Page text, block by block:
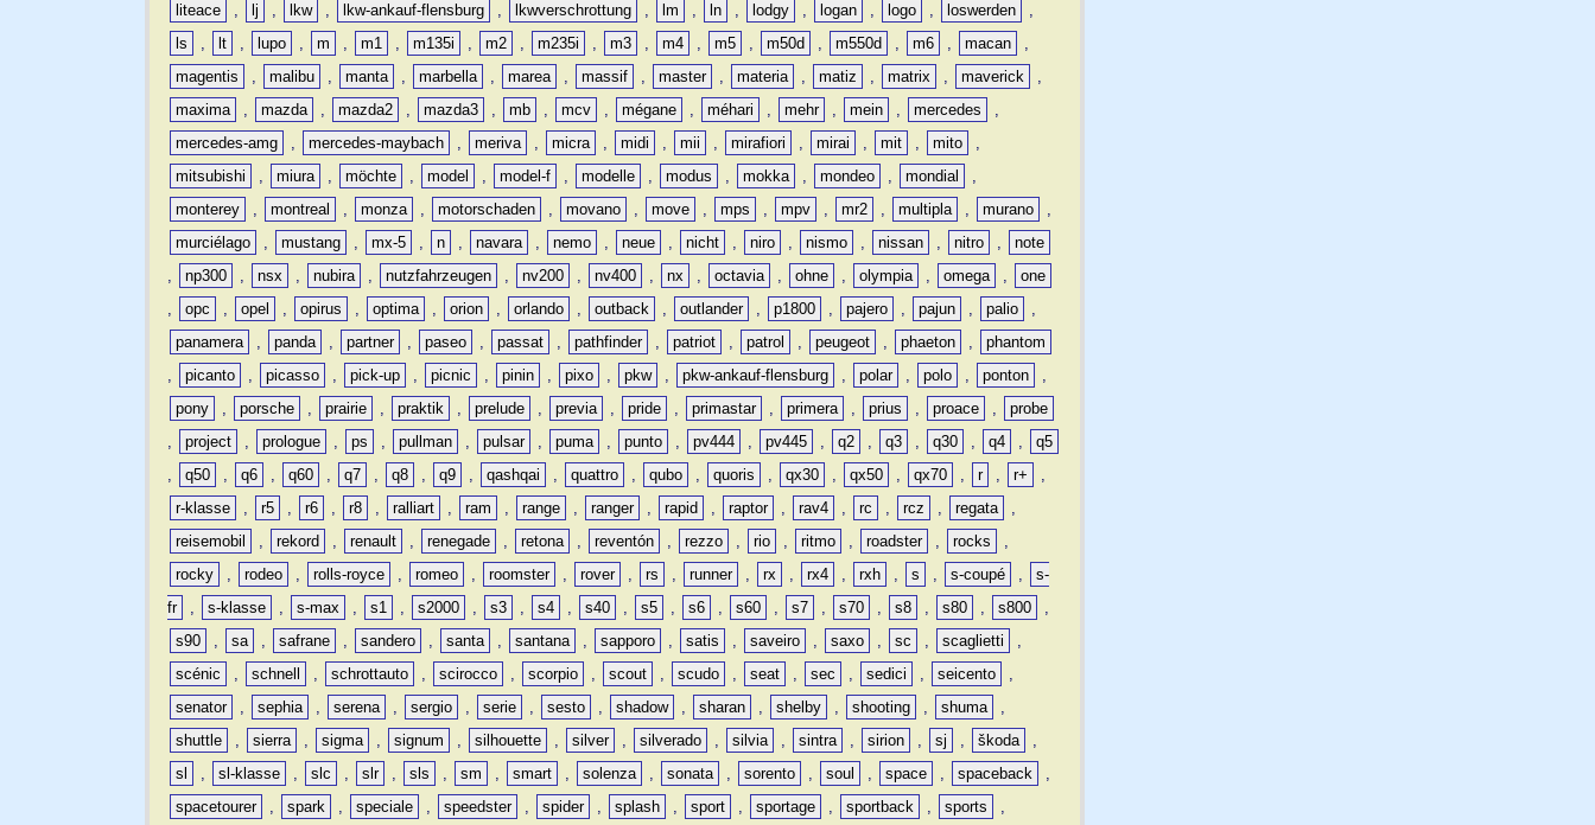
liteace
, lj , lkw , lkw-ankauf-flensburg , lkwverschrottung , lm , ln , lodgy , logan , logo , loswerden
,
ls
, lt , lupo , m , m1 , m135i , m2 , m235i , m3 , m4 , m5 , m50d , m550d , m6 , macan
,
magentis
, malibu , manta , marbella , marea , massif , master , materia , matiz , matrix , maverick
,
maxima
, mazda , mazda2 , mazda3 , mb , mcv , mégane , méhari , mehr , mein , mercedes
,
mercedes-amg
, mercedes-maybach , meriva , micra , midi , mii , mirafiori , mirai , mit , mito
,
mitsubishi
, miura , möchte , model , model-f , modelle , modus , mokka , mondeo , mondial
,
monterey
, montreal , monza , motorschaden , movano , move , mps , mpv , mr2 , multipla , murano
,
murciélago
, mustang , mx-5 , n , navara , nemo , neue , nicht , niro , nismo , nissan , nitro ,
note
,
np300 , nsx , nubira , nutzfahrzeugen , nv200 , nv400 , nx , octavia , ohne , olympia , omega ,
one
,
opc , opel , opirus , optima , orion , orlando , outback , outlander , p1800 , pajero , pajun , palio
,
panamera
, panda , partner , paseo , passat , pathfinder , patriot , patrol , peugeot , phaeton ,
phantom
,
picanto , picasso , pick-up , picnic , pinin , pixo , pkw , pkw-ankauf-flensburg , polar , polo , ponton
,
pony
, porsche , prairie , praktik , prelude , previa , pride , primastar , primera , prius , proace ,
probe
,
project , prologue , ps , pullman , pulsar , puma , punto , pv444 , pv445 , q2 , q3 , q30 , q4 ,
q5
,
q50 , q6 , q60 , q7 , q8 , q9 , qashqai , quattro , qubo , quoris , qx30 , qx50 , qx70 , r , r+
,
r-klasse
, r5 , r6 , r8 , ralliart , ram , range , ranger , rapid , raptor , rav4 , rc , rcz , regata
,
reisemobil
, rekord , renault , renegade , retona , reventón , rezzo , rio , ritmo , roadster , rocks
,
rocky
, rodeo , rolls-royce , romeo , roomster , rover , rs , runner , rx , rx4 , rxh , s , s-coupé ,
s-
fr
, s-klasse , s-max , s1 , s2000 , s3 , s4 , s40 , s5 , s6 , s60 , s7 , s70 , s8 , s80 , s800
,
s90
, sa , safrane , sandero , santa , santana , sapporo , satis , saveiro , saxo , sc , scaglietti
,
scénic
, schnell , schrottauto , scirocco , scorpio , scout , scudo , seat , sec , sedici , seicento
,
senator
, sephia , serena , sergio , serie , sesto , shadow , sharan , shelby , shooting , shuma
,
shuttle
, sierra , sigma , signum , silhouette , silver , silverado , silvia , sintra , sirion , sj , škoda
,
sl
, sl-klasse , slc , slr , sls , sm , smart , solenza , sonata , sorento , soul , space , spaceback
,
spacetourer
, spark , speciale , speedster , spider , splash , sport , sportage , sportback , sports
,